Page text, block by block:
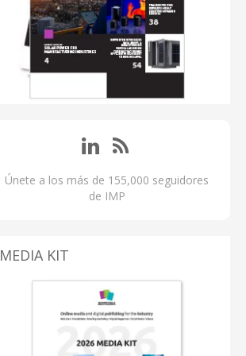
Únete a los más de 155,000 seguidores
de IMP
MEDIA KIT